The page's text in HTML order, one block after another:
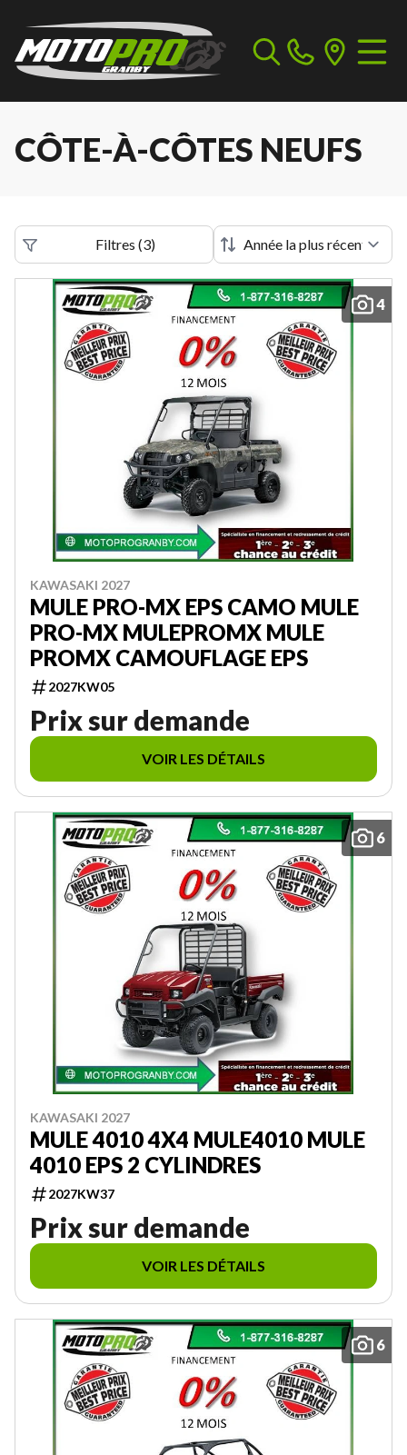
CÔTE-À-CÔTES NEUFS
Filtres (3)
4
KAWASAKI 2027
MULE PRO-MX EPS CAMO MULE
PRO-MX MULEPROMX MULE
PROMX CAMOUFLAGE EPS
2027KW05
Prix sur demande
VOIR LES DÉTAILS
6
KAWASAKI 2027
MULE 4010 4X4 MULE4010 MULE
4010 EPS 2 CYLINDRES
2027KW37
Prix sur demande
VOIR LES DÉTAILS
6